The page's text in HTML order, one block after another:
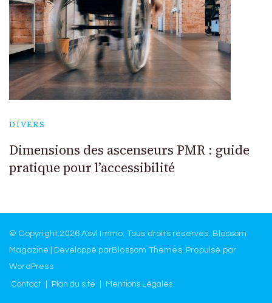
DIVERS
Dimensions des ascenseurs PMR : guide
pratique pour l’accessibilité
© Copyright.2026Asvl Immo . Tous droits réservés. Blossom
Magazine | Developpé parBlossom Themes. Propulsé par
WordPress
Contact Plan du site Mentions Légales